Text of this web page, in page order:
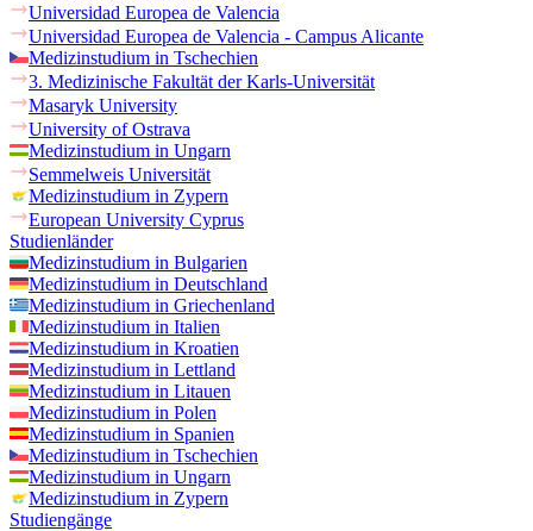
Universidad Europea de Valencia
Universidad Europea de Valencia - Campus Alicante
Medizinstudium in Tschechien
3. Medizinische Fakultät der Karls-Universität
Masaryk University
University of Ostrava
Medizinstudium in Ungarn
Semmelweis Universität
Medizinstudium in Zypern
European University Cyprus
Studienländer
Medizinstudium in Bulgarien
Medizinstudium in Deutschland
Medizinstudium in Griechenland
Medizinstudium in Italien
Medizinstudium in Kroatien
Medizinstudium in Lettland
Medizinstudium in Litauen
Medizinstudium in Polen
Medizinstudium in Spanien
Medizinstudium in Tschechien
Medizinstudium in Ungarn
Medizinstudium in Zypern
Studiengänge